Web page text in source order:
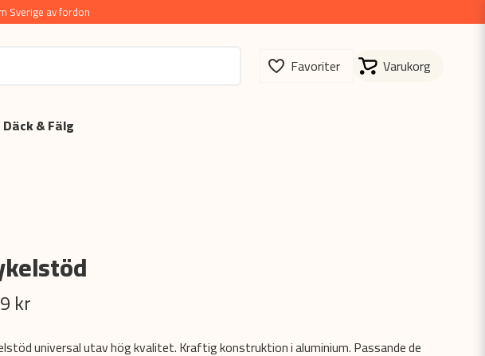
Sverige av fordon
Däck & Fälg
kr
universal utav hög kvalitet. Kraftig konstruktion i aluminium. Passande de